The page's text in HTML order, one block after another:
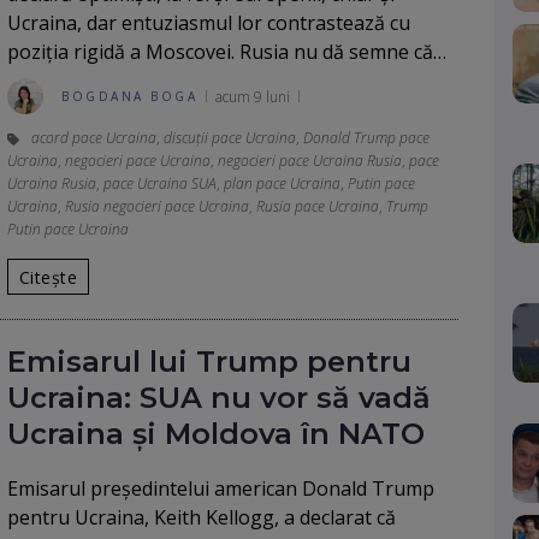
Ucraina, dar entuziasmul lor contrastează cu
poziția rigidă a Moscovei. Rusia nu dă semne că…
BOGDANA BOGA acum 9 luni
acord pace Ucraina, discuții pace Ucraina, Donald Trump pace
Ucraina, negocieri pace Ucraina, negocieri pace Ucraina Rusia, pace
Ucraina Rusia, pace Ucraina SUA, plan pace Ucraina, Putin pace
Ucraina, Rusia negocieri pace Ucraina, Rusia pace Ucraina, Trump
Putin pace Ucraina
Citește
Emisarul lui Trump pentru
Ucraina: SUA nu vor să vadă
Ucraina și Moldova în NATO
Emisarul președintelui american Donald Trump
pentru Ucraina, Keith Kellogg, a declarat că